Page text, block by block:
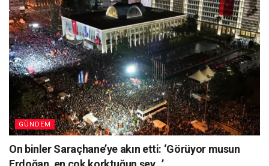
GÜNDEM
On binler Saraçhane’ye akın etti: ‘Görüyor musun